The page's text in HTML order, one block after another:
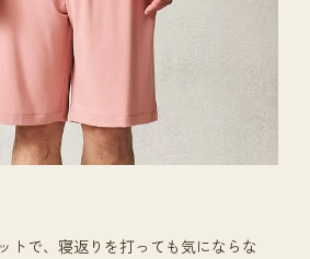
トで、寝返りを打っても気にならな